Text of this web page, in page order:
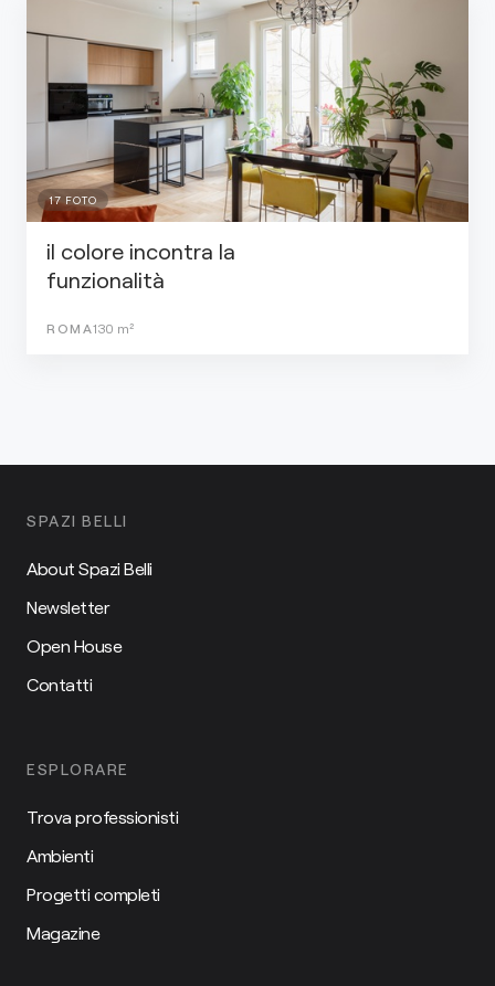
17 FOTO
il colore incontra la
funzionalità
ROMA130 m²
SPAZI BELLI
About Spazi Belli
Newsletter
Open House
Contatti
ESPLORARE
Trova professionisti
Ambienti
Progetti completi
Magazine